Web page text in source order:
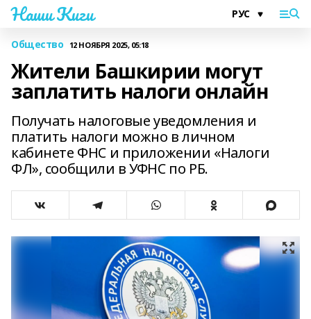
Наши Киги
Общество 12 НОЯБРЯ 2025, 05:18
Жители Башкирии могут
заплатить налоги онлайн
Получать налоговые уведомления и
платить налоги можно в личном
кабинете ФНС и приложении «Налоги
ФЛ», сообщили в УФНС по РБ.